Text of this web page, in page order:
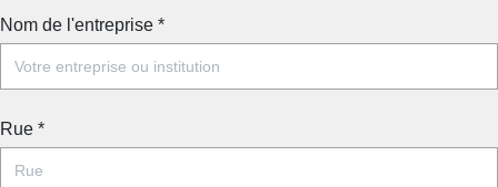
Nom de l'entreprise *
Rue *